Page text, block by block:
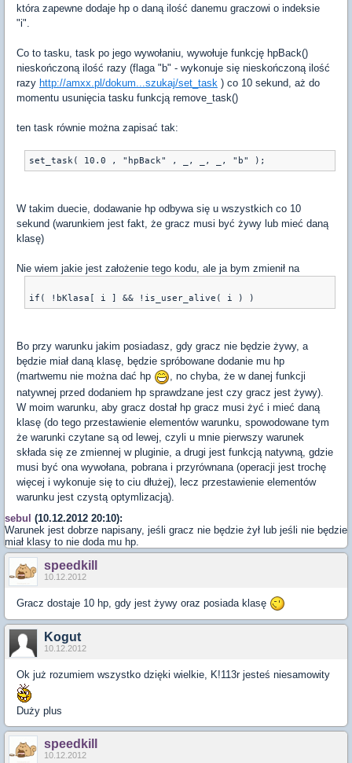
która zapewne dodaje hp o daną ilość danemu graczowi o indeksie
"i".
Co to tasku, task po jego wywołaniu, wywołuje funkcję hpBack()
nieskończoną ilość razy (flaga "b" - wykonuje się nieskończoną ilość
razy http://amxx.pl/dokum...szukaj/set_task ) co 10 sekund, aż do
momentu usunięcia tasku funkcją remove_task()
ten task równie można zapisać tak:
W takim duecie, dodawanie hp odbywa się u wszystkich co 10
sekund (warunkiem jest fakt, że gracz musi być żywy lub mieć daną
klasę)
Nie wiem jakie jest założenie tego kodu, ale ja bym zmienił na
Bo przy warunku jakim posiadasz, gdy gracz nie będzie żywy, a
będzie miał daną klasę, będzie spróbowane dodanie mu hp
(martwemu nie można dać hp
, no chyba, że w danej funkcji
natywnej przed dodaniem hp sprawdzane jest czy gracz jest żywy).
W moim warunku, aby gracz dostał hp gracz musi żyć i mieć daną
klasę (do tego przestawienie elementów warunku, spowodowane tym
że warunki czytane są od lewej, czyli u mnie pierwszy warunek
składa się ze zmiennej w pluginie, a drugi jest funkcją natywną, gdzie
musi być ona wywołana, pobrana i przyrównana (operacji jest trochę
więcej i wykonuje się to ciu dłużej), lecz przestawienie elementów
warunku jest czystą optymlizacją).
sebul (10.12.2012 20:10):
Warunek jest dobrze napisany, jeśli gracz nie będzie żył lub jeśli nie będzie
miał klasy to nie doda mu hp.
speedkill
10.12.2012
Gracz dostaje 10 hp, gdy jest żywy oraz posiada klasę
Kogut
10.12.2012
Ok już rozumiem wszystko dzięki wielkie, K!113r jesteś niesamowity
Duży plus
speedkill
10.12.2012